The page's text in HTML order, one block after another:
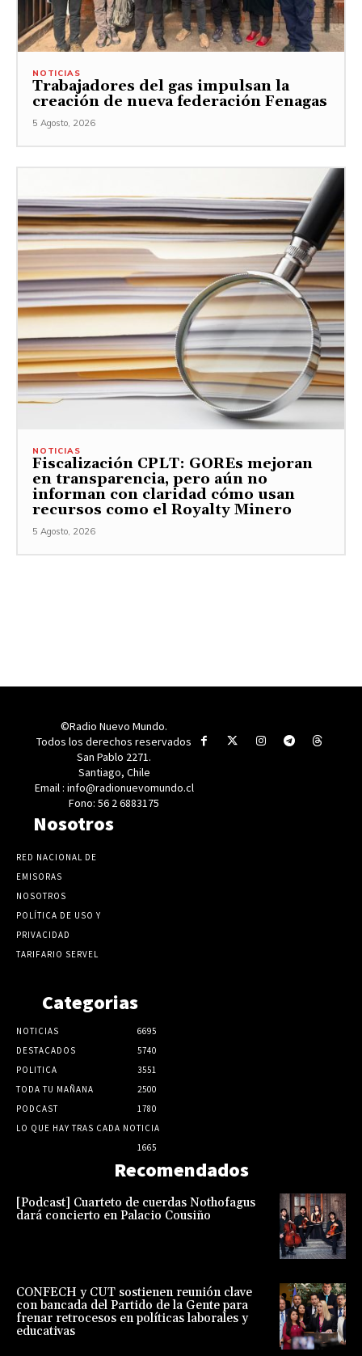
NOTICIAS
Trabajadores del gas impulsan la
creación de nueva federación Fenagas
5 Agosto, 2026
NOTICIAS
Fiscalización CPLT: GOREs mejoran
en transparencia, pero aún no
informan con claridad cómo usan
recursos como el Royalty Minero
5 Agosto, 2026
©Radio Nuevo Mundo.
Todos los derechos reservados
San Pablo 2271.
Santiago, Chile
Email : info@radionuevomundo.cl
Fono: 56 2 6883175
Nosotros
RED NACIONAL DE
EMISORAS
NOSOTROS
POLÍTICA DE USO Y
PRIVACIDAD
TARIFARIO SERVEL
Categorias
NOTICIAS
6695
DESTACADOS
5740
POLITICA
3551
TODA TU MAÑANA
2500
PODCAST
1780
LO QUE HAY TRAS CADA NOTICIA
1665
Recomendados
[Podcast] Cuarteto de cuerdas Nothofagus
dará concierto en Palacio Cousiño
CONFECH y CUT sostienen reunión clave
con bancada del Partido de la Gente para
frenar retrocesos en políticas laborales y
educativas